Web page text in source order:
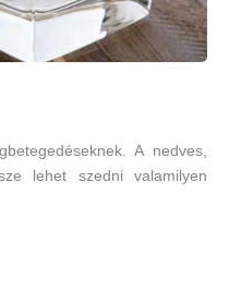
A nedves,
lehet szedni valamilyen